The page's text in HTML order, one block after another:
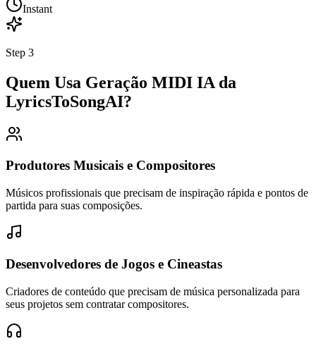
Instant
Step 3
Quem Usa Geração MIDI IA da
LyricsToSongAI?
Produtores Musicais e Compositores
Músicos profissionais que precisam de inspiração rápida e pontos de
partida para suas composições.
Desenvolvedores de Jogos e Cineastas
Criadores de conteúdo que precisam de música personalizada para
seus projetos sem contratar compositores.